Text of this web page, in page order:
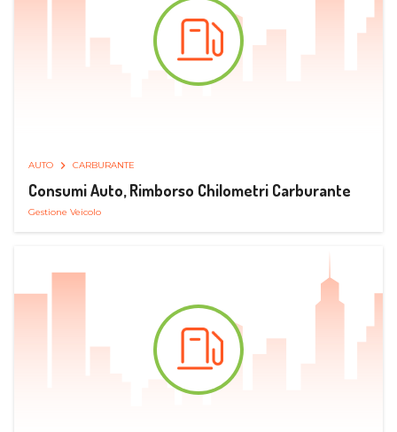
AUTO CARBURANTE
Consumi Auto, Rimborso Chilometri Carburante
Gestione Veicolo